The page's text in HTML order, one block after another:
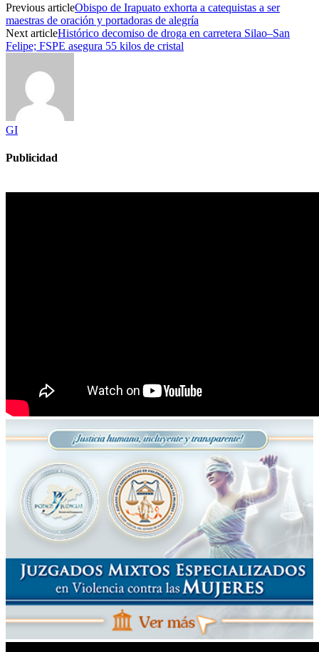
Previous articleObispo de Irapuato exhorta a catequistas a ser
maestras de oración y portadoras de alegría
Next articleHistórico decomiso de droga en carretera Silao–San
Felipe; FSPE asegura 55 kilos de cristal
GI
Publicidad